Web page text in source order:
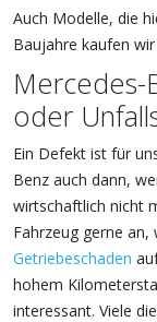
Auch Modelle, die
Baujahre kaufen
Mercedes-
oder
Ein Defekt ist für
Benz auch dann,
wirtschaftlich nicht
Fahrzeug gerne an,
Getriebeschaden
hohem
interessant. Viele